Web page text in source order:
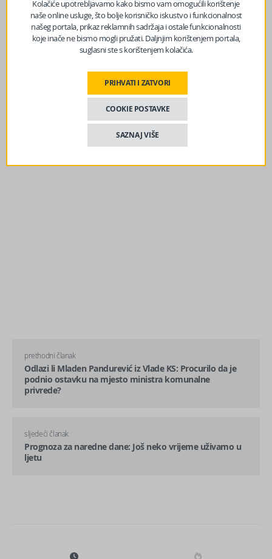
lokalne zajednice. U našim firmama rade vaše komšije,
prijatelji i rodbina. Zato vas pozivamo da, po ugledu na
sve razvijene zemlje, odbranimo pravo na rad – navode iz
konzorcijuma u poruci.
FacebookMessenger
TwitterWhatsApp
prethodni članak
Odlazi li Mladen Pandurević iz Vlade KS: Procurilo da je
podnio ostavku na mjesto ministra komunalne
privrede?
sljedeći članak
Prognoza za naredne dane: Još neko vrijeme uživamo u
ljetu
Kolačiće upotrebljavamo kako bismo vam omogućili korištenje
naše online usluge, što bolje korisničko iskustvo i funkcionalnost
našeg portala, prikaz reklamnih sadržaja i ostale funkcionalnosti
koje inače ne bismo mogli pružati. Daljnjim korištenjem portala,
suglasni ste s korištenjem kolačića.
PRIHVATI I ZATVORI
COOKIE POSTAVKE
SAZNAJ VIŠE